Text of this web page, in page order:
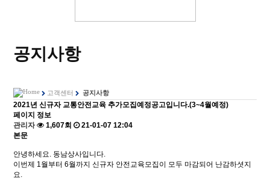
공지사항
고객센터 공지사항
2021년 신규자 교통안전교육 추가모집예정공고입니다.(3~4월예정)
페이지 정보
관리자
1,607회
21-01-07 12:04
본문
안녕하세요. 동남상사입니다.
이번제 1월부터 6월까지 신규자 안전교육모집이 모두 마감되어 난감하셧지
요.